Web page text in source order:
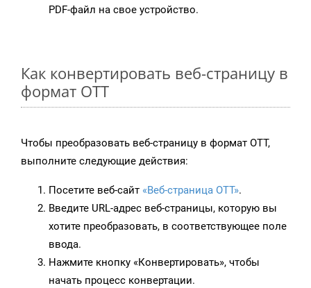
PDF-файл на свое устройство.
Как конвертировать веб-страницу в
формат OTT
Чтобы преобразовать веб-страницу в формат OTT,
выполните следующие действия:
Посетите веб-сайт «Веб-страница OTT».
Введите URL-адрес веб-страницы, которую вы
хотите преобразовать, в соответствующее поле
ввода.
Нажмите кнопку «Конвертировать», чтобы
начать процесс конвертации.